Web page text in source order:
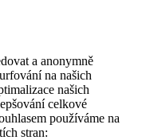
a anonymně
na našich
našich
celkové
používáme na
stran: